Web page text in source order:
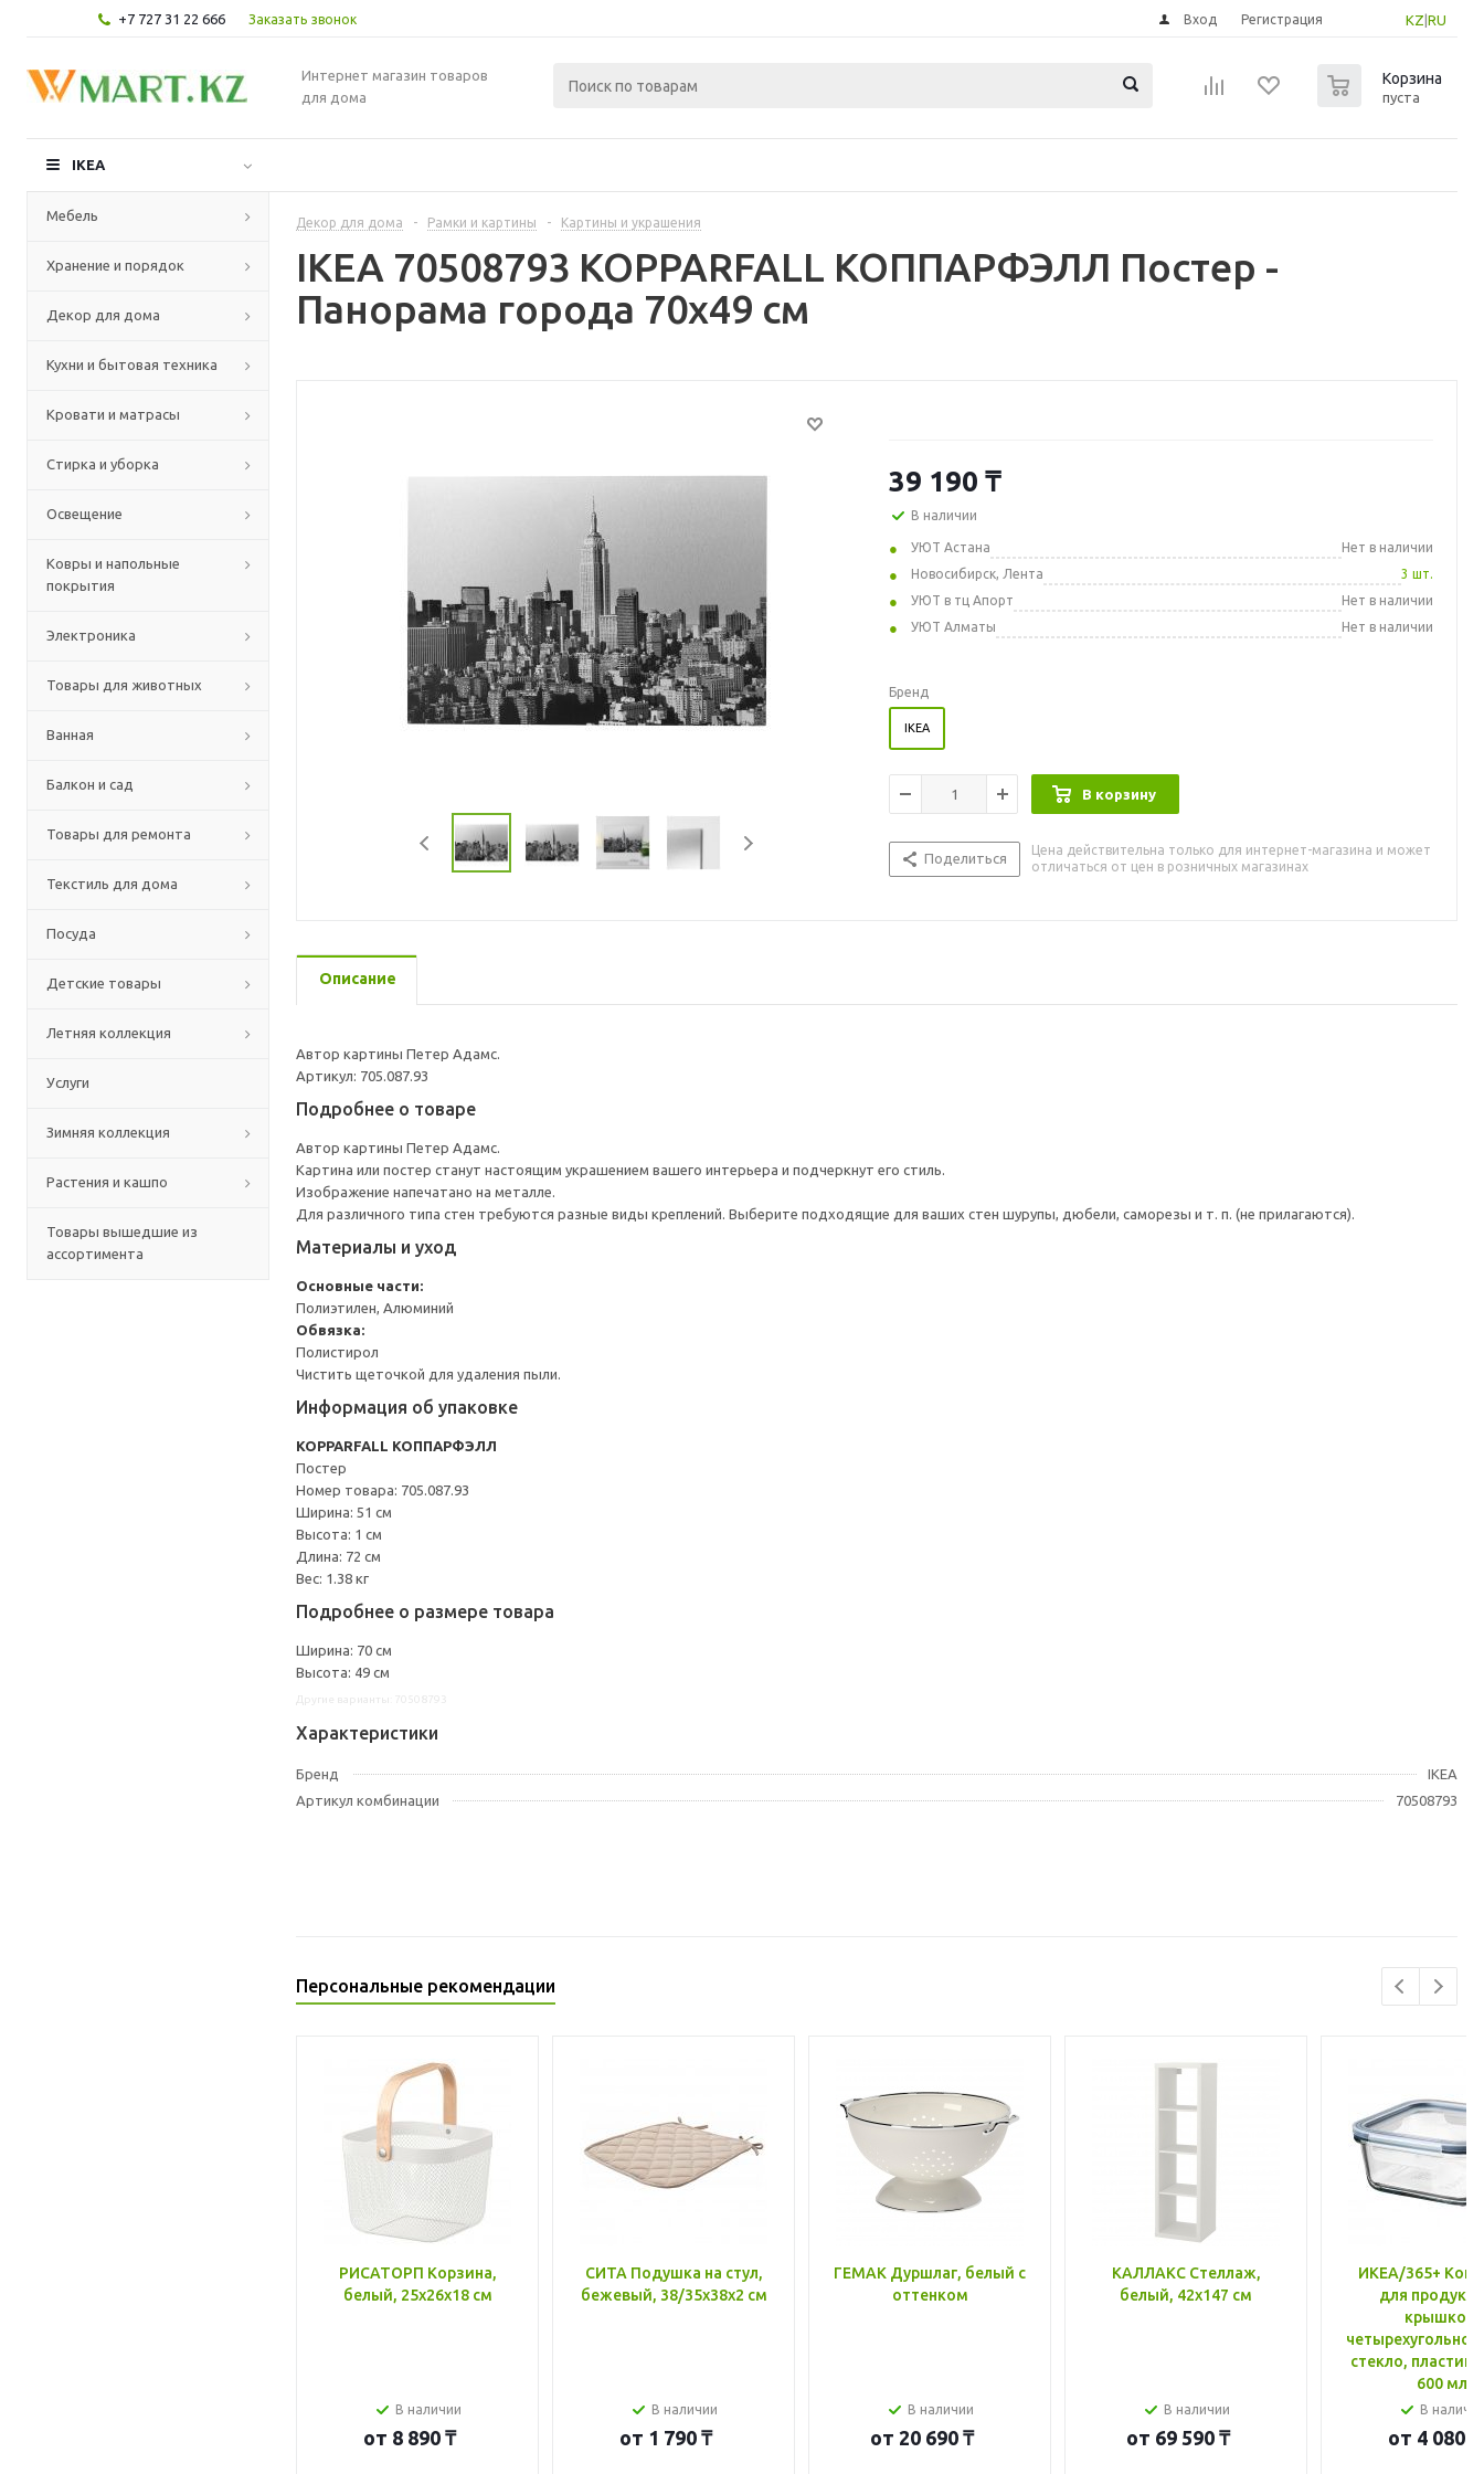
+7 727 31 22 666 Заказать звонок KZ RU
Вход Регистрация
Интернет магазин товаров
для дома
Корзина
пуста
IKEA
Мебель
Хранение и порядок
Декор для дома
Кухни и бытовая техника
Кровати и матрасы
Стирка и уборка
Освещение
Ковры и напольные
покрытия
Электроника
Товары для животных
Ванная
Балкон и сад
Товары для ремонта
Текстиль для дома
Посуда
Детские товары
Летняя коллекция
Услуги
Зимняя коллекция
Растения и кашпо
Товары вышедшие из
ассортимента
Декор для дома - Рамки и картины - Картины и украшения
IKEA 70508793 KOPPARFALL КОППАРФЭЛЛ Постер -
Панорама города 70x49 см
39 190 ₸
В наличии
УЮТ Астана
Нет в наличии
Новосибирск, Лента
3 шт.
УЮТ в тц Апорт
Нет в наличии
УЮТ Алматы
Нет в наличии
Бренд
IKEA
В корзину
Поделиться
Цена действительна только для интернет-магазина и может
отличаться от цен в розничных магазинах
Описание
Автор картины Петер Адамс.
Артикул: 705.087.93
Подробнее о товаре
Автор картины Петер Адамс.
Картина или постер станут настоящим украшением вашего интерьера и подчеркнут его стиль.
Изображение напечатано на металле.
Для различного типа стен требуются разные виды креплений. Выберите подходящие для ваших стен шурупы, дюбели, саморезы и т. п. (не прилагаются).
Материалы и уход
Основные части:
Полиэтилен, Алюминий
Обвязка:
Полистирол
Чистить щеточкой для удаления пыли.
Информация об упаковке
KOPPARFALL КОППАРФЭЛЛ
Постер
Номер товара: 705.087.93
Ширина: 51 см
Высота: 1 см
Длина: 72 см
Вес: 1.38 кг
Подробнее о размере товара
Ширина: 70 см
Высота: 49 см
Характеристики
Бренд
IKEA
Артикул комбинации
70508793
Персональные рекомендации
РИСАТОРП Корзина,
белый, 25x26x18 см
В наличии
от 8 890 ₸
СИТА Подушка на стул,
бежевый, 38/35x38x2 см
В наличии
от 1 790 ₸
ГЕМАК Дуршлаг, белый с
оттенком
В наличии
от 20 690 ₸
КАЛЛАКС Стеллаж,
белый, 42x147 см
В наличии
от 69 590 ₸
ИКЕА/365+
для
крышкой,
стекло, пластик
600 мл
В
от 4 080 ₸